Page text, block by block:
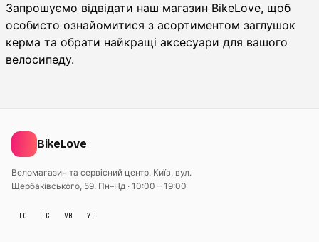
Запрошуємо відвідати наш магазин BikeLove, щоб
особисто ознайомитися з асортиментом заглушок
керма та обрати найкращі аксесуари для вашого
велосипеду.
BikeLove
Веломагазин та сервісний центр. Київ, вул.
Щербаківського, 59. Пн–Нд · 10:00 – 19:00
TG IG VB YT